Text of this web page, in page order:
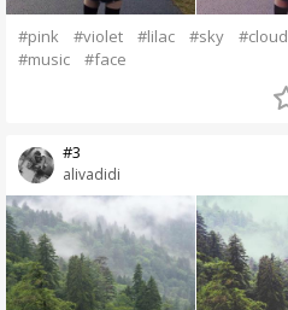
#pink #violet #lilac #sky #cloud
#music
#face
alivadidi
#3